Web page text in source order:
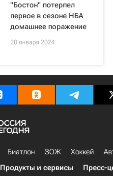
"Бостон" потерпел
первое в сезоне НБА
домашнее поражение
20 января 2024
Биатлон ЗОЖ Хоккей
Продукты и сервисы Пресс-